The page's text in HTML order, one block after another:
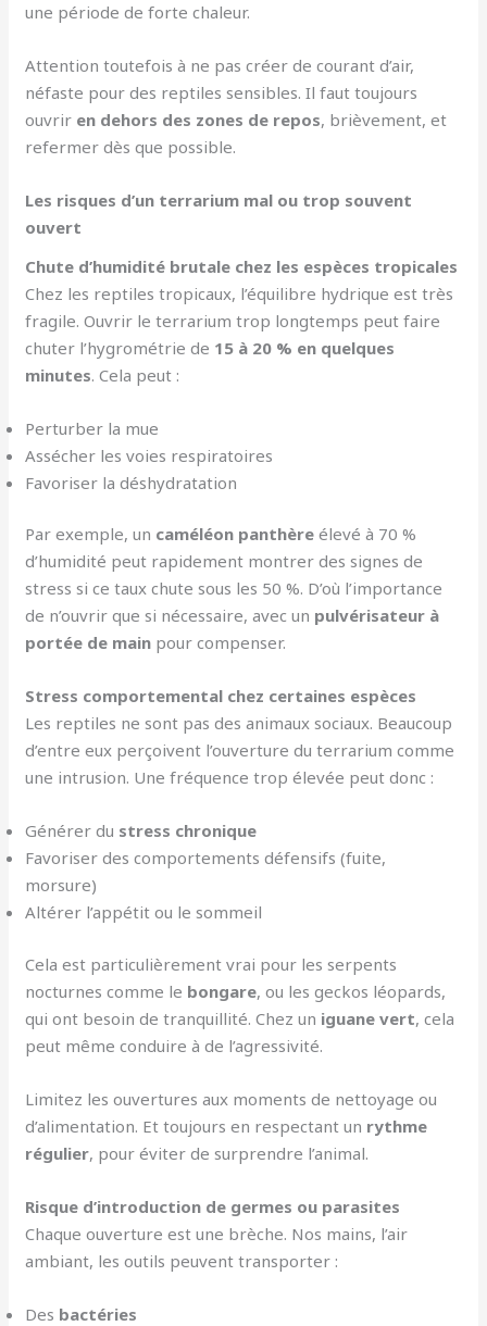
une période de forte chaleur.
Attention toutefois à ne pas créer de courant d’air,
néfaste pour des reptiles sensibles. Il faut toujours
ouvrir en dehors des zones de repos, brièvement, et
refermer dès que possible.
Les risques d’un terrarium mal ou trop souvent
ouvert
Chute d’humidité brutale chez les espèces tropicales
Chez les reptiles tropicaux, l’équilibre hydrique est très
fragile. Ouvrir le terrarium trop longtemps peut faire
chuter l’hygrométrie de 15 à 20 % en quelques
minutes. Cela peut :
Perturber la mue
Assécher les voies respiratoires
Favoriser la déshydratation
Par exemple, un caméléon panthère élevé à 70 %
d’humidité peut rapidement montrer des signes de
stress si ce taux chute sous les 50 %. D’où l’importance
de n’ouvrir que si nécessaire, avec un pulvérisateur à
portée de main pour compenser.
Stress comportemental chez certaines espèces
Les reptiles ne sont pas des animaux sociaux. Beaucoup
d’entre eux perçoivent l’ouverture du terrarium comme
une intrusion. Une fréquence trop élevée peut donc :
Générer du stress chronique
Favoriser des comportements défensifs (fuite,
morsure)
Altérer l’appétit ou le sommeil
Cela est particulièrement vrai pour les serpents
nocturnes comme le bongare, ou les geckos léopards,
qui ont besoin de tranquillité. Chez un iguane vert, cela
peut même conduire à de l’agressivité.
Limitez les ouvertures aux moments de nettoyage ou
d’alimentation. Et toujours en respectant un rythme
régulier, pour éviter de surprendre l’animal.
Risque d’introduction de germes ou parasites
Chaque ouverture est une brèche. Nos mains, l’air
ambiant, les outils peuvent transporter :
Des bactéries